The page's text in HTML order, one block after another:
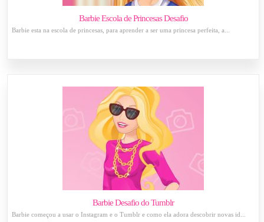
Barbie Escola de Princesas Desafio
Barbie esta na escola de princesas, para aprender a ser uma princesa perfeita, a...
Barbie Desafio do Tumblr
Barbie começou a usar o Instagram e o Tumblr e como ela adora descobrir novas id...